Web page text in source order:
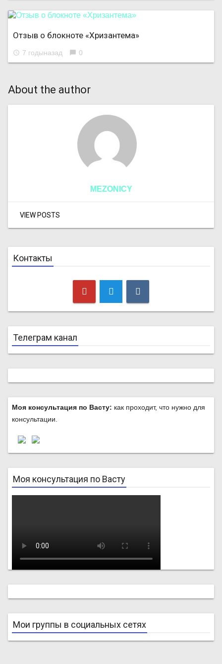
Отзыв о блокноте «Хризантема»
access_time 7 годыназад chat_bubble 0
About the author
MEZONICY
VIEW POSTS
Контакты
Телеграм канал
Моя консультация по Васту: как проходит, что нужно для
консультации.
Моя консультация по Васту
Мои группы в социальных сетях